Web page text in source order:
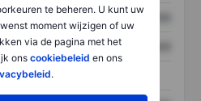
te beheren. U kunt uw
moment wijzigen of uw
via de pagina met het
ons cookiebeleid en ons
.
XXXXXXX XXXXXXX
XXXXXXX XXXXXXX